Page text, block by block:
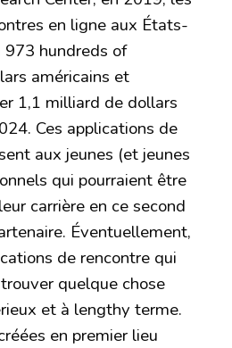
en ligne aux États-
973 hundreds of
américains et
1,1 milliard de dollars
Ces applications de
aux jeunes (et jeunes
qui pourraient être
carrière en ce second
Éventuellement,
de rencontre qui
quelque chose
et à lengthy terme.
en premier lieu